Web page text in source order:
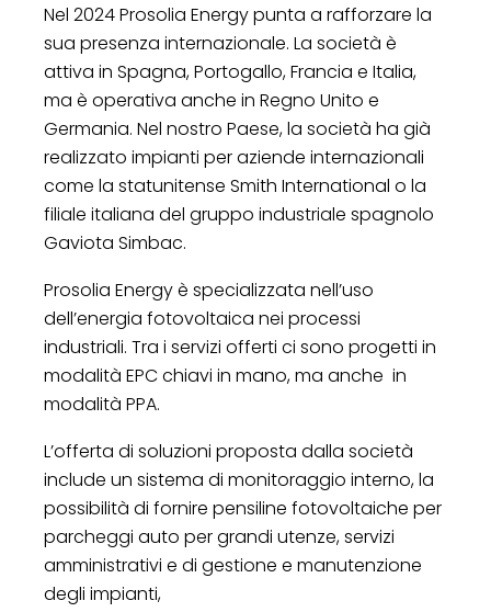
Nel 2024 Prosolia Energy punta a rafforzare la
sua presenza internazionale. La società è
attiva in Spagna, Portogallo, Francia e Italia,
ma è operativa anche in Regno Unito e
Germania. Nel nostro Paese, la società ha già
realizzato impianti per aziende internazionali
come la statunitense Smith International o la
filiale italiana del gruppo industriale spagnolo
Gaviota Simbac.
Prosolia Energy è specializzata nell’uso
dell’energia fotovoltaica nei processi
industriali. Tra i servizi offerti ci sono progetti in
modalità EPC chiavi in mano, ma anche in
modalità PPA.
L’offerta di soluzioni proposta dalla società
include un sistema di monitoraggio interno, la
possibilità di fornire pensiline fotovoltaiche per
parcheggi auto per grandi utenze, servizi
amministrativi e di gestione e manutenzione
degli impianti,